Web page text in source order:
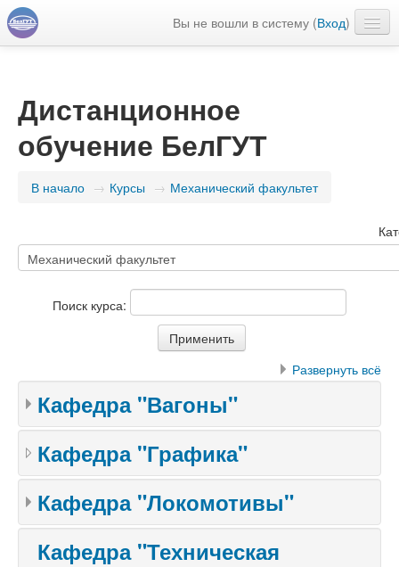
Вы не вошли в систему (Вход)
Дистанционное
обучение БелГУТ
В начало → Курсы → Механический факультет
Поиск курса:
Развернуть всё
Кафедра "Вагоны"
Кафедра "Графика"
Кафедра "Локомотивы"
Кафедра "Техническая